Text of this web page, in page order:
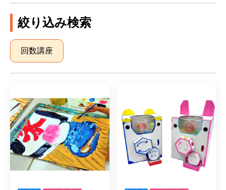
絞り込み検索
回数講座